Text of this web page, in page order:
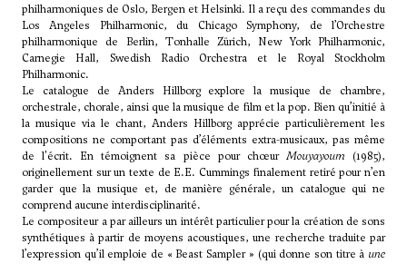
philharmoniques de Oslo, Bergen et Helsinki. Il a reçu des commandes du
Los Angeles Philharmonic, du Chicago Symphony, de l’Orchestre
philharmonique de Berlin, Tonhalle Zürich, New York Philharmonic,
Carnegie Hall, Swedish Radio Orchestra et le Royal Stockholm
Philharmonic.
Le catalogue de Anders Hillborg explore la musique de chambre,
orchestrale, chorale, ainsi que la musique de film et la pop. Bien qu’initié à
la musique via le chant, Anders Hillborg apprécie particulièrement les
compositions ne comportant pas d’éléments extra-musicaux, pas même
de l'écrit. En témoignent sa pièce pour chœur Mouyayoum (1985),
originellement sur un texte de E.E. Cummings finalement retiré pour n’en
garder que la musique et, de manière générale, un catalogue qui ne
comprend aucune interdisciplinarité.
Le compositeur a par ailleurs un intérêt particulier pour la création de sons
synthétiques à partir de moyens acoustiques, une recherche traduite par
l’expression qu’il emploie de « Beast Sampler » (qui donne son titre à une